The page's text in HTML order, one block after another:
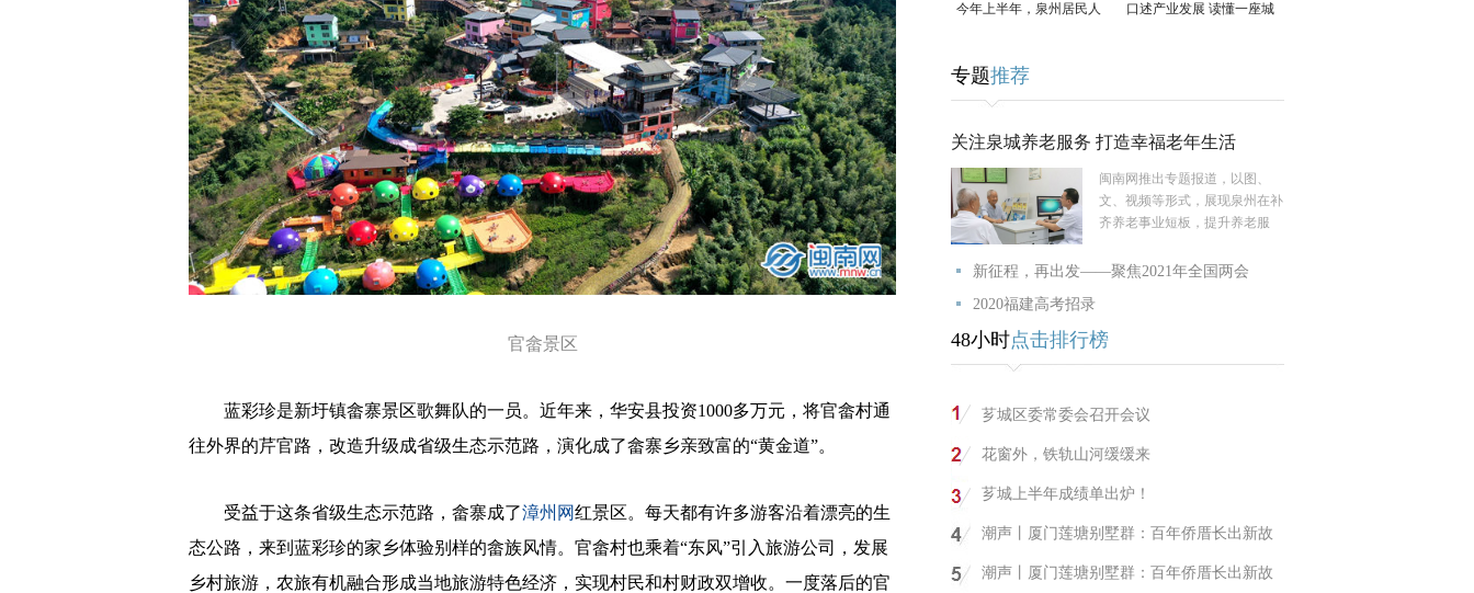
官畲景区
蓝彩珍是新圩镇畲寨景区歌舞队的一员。近年来，华安县投资1000多万元，将官畲村通
往外界的芹官路，改造升级成省级生态示范路，演化成了畲寨乡亲致富的“黄金道”。
受益于这条省级生态示范路，畲寨成了漳州网红景区。每天都有许多游客沿着漂亮的生
态公路，来到蓝彩珍的家乡体验别样的畲族风情。官畲村也乘着“东风”引入旅游公司，发展
乡村旅游，农旅有机融合形成当地旅游特色经济，实现村民和村财政双增收。一度落后的官
今年上半年，泉州居民人 口述产业发展 读懂一座城
专题推荐
关注泉城养老服务 打造幸福老年生活
闽南网推出专题报道，以图、
文、视频等形式，展现泉州在补
齐养老事业短板，提升养老服
新征程，再出发——聚焦2021年全国两会
2020福建高考招录
48小时点击排行榜
芗城区委常委会召开会议
花窗外，铁轨山河缓缓来
芗城上半年成绩单出炉！
潮声丨厦门莲塘别墅群：百年侨厝长出新故
潮声丨厦门莲塘别墅群：百年侨厝长出新故